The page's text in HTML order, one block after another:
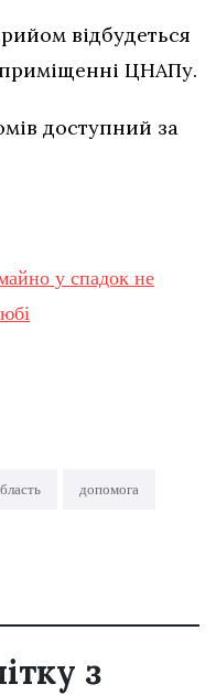
відбудеться
приміщенні ЦНАПу.
доступний за
у спадок не
допомога
з